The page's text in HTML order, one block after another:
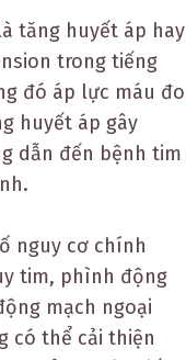
tăng huyết áp hay
trong tiếng
đó áp lực máu đo
huyết áp gây
dẫn đến bệnh tim
nguy cơ chính
tim, phình động
mạch ngoại
có thể cải thiện